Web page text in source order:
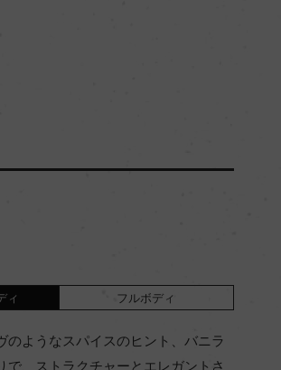
ィ フルボディ
ようなスパイスのヒント、バニラ
、ストラクチャーとエレガントさ